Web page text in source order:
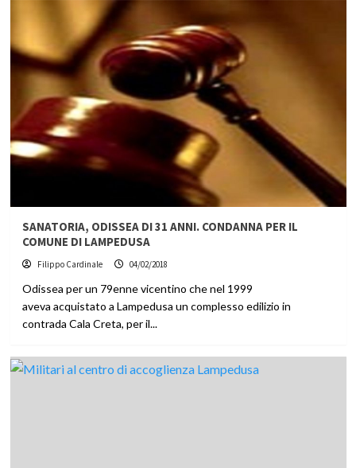
SANATORIA, ODISSEA DI 31 ANNI. CONDANNA PER IL
COMUNE DI LAMPEDUSA
Filippo Cardinale 04/02/2018
Odissea per un 79enne vicentino che nel 1999
aveva acquistato a Lampedusa un complesso edilizio in
contrada Cala Creta, per il...